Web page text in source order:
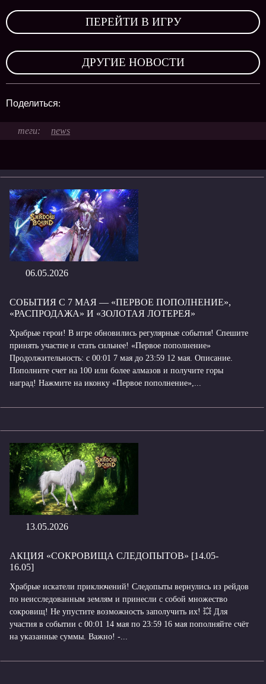
ПЕРЕЙТИ В ИГРУ
ДРУГИЕ НОВОСТИ
Поделиться:
news
06.05.2026
СОБЫТИЯ С 7 МАЯ — «ПЕРВОЕ ПОПОЛНЕНИЕ»,
«РАСПРОДАЖА» И «ЗОЛОТАЯ ЛОТЕРЕЯ»
Храбрые герои! В игре обновились регулярные события! Спешите
принять участие и стать сильнее! «Первое пополнение»
Продолжительность: с 00:01 7 мая до 23:59 12 мая. Описание.
Пополните счет на 100 или более алмазов и получите горы
наград! Нажмите на иконку «Первое пополнение»,...
13.05.2026
АКЦИЯ «СОКРОВИЩА СЛЕДОПЫТОВ» [14.05-
16.05]
Храбрые искатели приключений! Следопыты вернулись из рейдов
по неисследованным землям и принесли с собой множество
сокровищ! Не упустите возможность заполучить их! 💥 Для
участия в событии с 00:01 14 мая по 23:59 16 мая пополняйте счёт
на указанные суммы. Важно! -...